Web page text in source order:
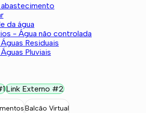
da água
- Água não controlada
Residuais
Pluviais
Link Externo #2
Balcão Virtual